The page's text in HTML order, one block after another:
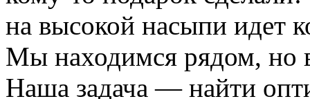
на высокой насыпи идет
Мы находимся рядом, но
Наша задача — найти